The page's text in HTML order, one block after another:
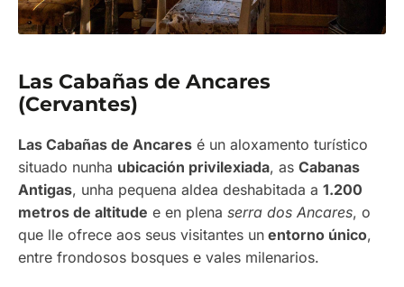
Las Cabañas de Ancares
(Cervantes)
Las Cabañas de Ancares é un aloxamento turístico
situado nunha ubicación privilexiada, as Cabanas
Antigas, unha pequena aldea deshabitada a 1.200
metros de altitude e en plena serra dos Ancares, o
que lle ofrece aos seus visitantes un entorno único,
entre frondosos bosques e vales milenarios.